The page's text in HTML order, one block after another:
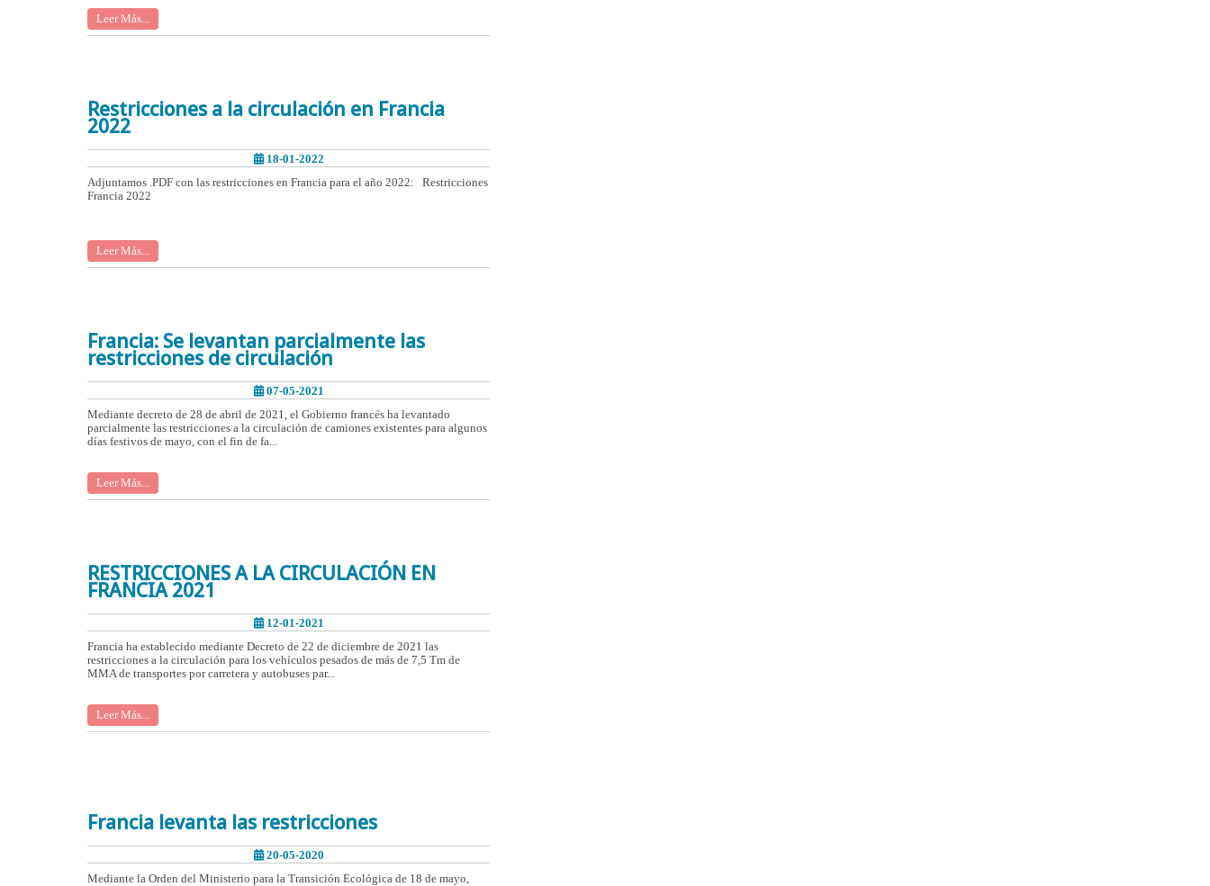
Leer Más...
Restricciones a la circulación en Francia
2022
18-01-2022
Adjuntamos .PDF con las restricciones en Francia para el año 2022: Restricciones
Francia 2022
Leer Más...
Francia: Se levantan parcialmente las
restricciones de circulación
07-05-2021
Mediante decreto de 28 de abril de 2021, el Gobierno francés ha levantado
parcialmente las restricciones a la circulación de camiones existentes para algunos
días festivos de mayo, con el fin de fa...
Leer Más...
RESTRICCIONES A LA CIRCULACIÓN EN
FRANCIA 2021
12-01-2021
Francia ha establecido mediante Decreto de 22 de diciembre de 2021 las
restricciones a la circulación para los vehículos pesados de más de 7,5 Tm de
MMA de transportes por carretera y autobuses par...
Leer Más...
Francia levanta las restricciones
20-05-2020
Mediante la Orden del Ministerio para la Transición Ecológica de 18 de mayo,